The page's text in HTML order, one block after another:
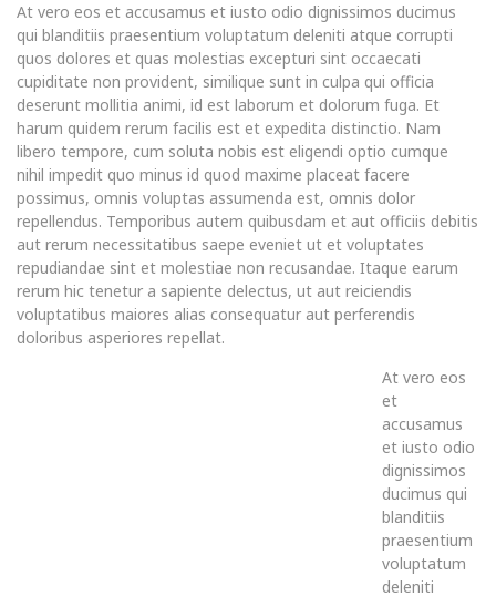
At vero eos et accusamus et iusto odio dignissimos ducimus
qui blanditiis praesentium voluptatum deleniti atque corrupti
quos dolores et quas molestias excepturi sint occaecati
cupiditate non provident, similique sunt in culpa qui officia
deserunt mollitia animi, id est laborum et dolorum fuga. Et
harum quidem rerum facilis est et expedita distinctio. Nam
libero tempore, cum soluta nobis est eligendi optio cumque
nihil impedit quo minus id quod maxime placeat facere
possimus, omnis voluptas assumenda est, omnis dolor
repellendus. Temporibus autem quibusdam et aut officiis debitis
aut rerum necessitatibus saepe eveniet ut et voluptates
repudiandae sint et molestiae non recusandae. Itaque earum
rerum hic tenetur a sapiente delectus, ut aut reiciendis
voluptatibus maiores alias consequatur aut perferendis
doloribus asperiores repellat.
At vero eos
et
accusamus
et iusto odio
dignissimos
ducimus qui
blanditiis
praesentium
voluptatum
deleniti